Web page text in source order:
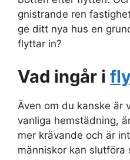
gnistrande ren
ge ditt nya hus en
flyttar in?
Vad ingår i
Även om du kanske är
vanliga hemstädning,
mer krävande och är
människor kan slutföra